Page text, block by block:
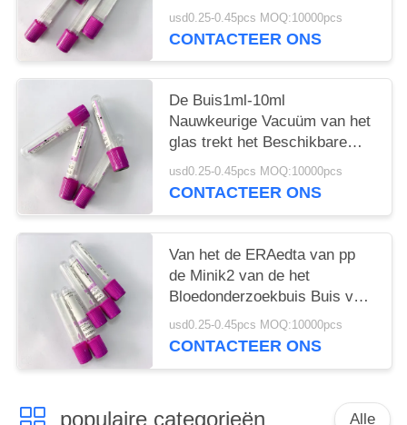
Bloedinzameling van Bepaling
g-6-PD
usd0.25-0.45pcs MOQ:10000pcs
CONTACTEER ONS
De Buis1ml-10ml
Nauwkeurige Vacuüm van het
glas trekt het Beschikbare
EDTA Volume
usd0.25-0.45pcs MOQ:10000pcs
CONTACTEER ONS
Van het de ERAedta van pp
de Minik2 van de het
Bloedonderzoekbuis Buis van
het de Lavendel Purpere
Hoogste Bloed
usd0.25-0.45pcs MOQ:10000pcs
CONTACTEER ONS
populaire categorieën Alle